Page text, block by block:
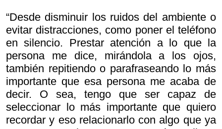
“Desde disminuir los ruidos del ambiente o
evitar distracciones, como poner el teléfono
en silencio. Prestar atención a lo que la
persona me dice, mirándola a los ojos,
también repitiendo o parafraseando lo más
importante que esa persona me acaba de
decir. O sea, tengo que ser capaz de
seleccionar lo más importante que quiero
recordar y eso relacionarlo con algo que ya